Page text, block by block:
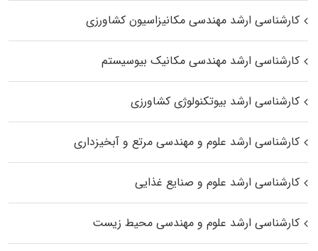
کارشناسی ارشد مهندسی مکانیزاسیون کشاورزی
کارشناسی ارشد مهندسی مکانیک بیوسیستم
کارشناسی ارشد بیوتکنولوژی کشاورزی
کارشناسی ارشد علوم و مهندسی مرتع و آبخیزداری
کارشناسی ارشد علوم و صنایع غذایی
کارشناسی ارشد علوم و مهندسی محیط زیست